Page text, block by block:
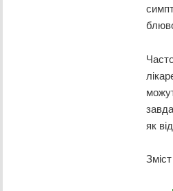
як